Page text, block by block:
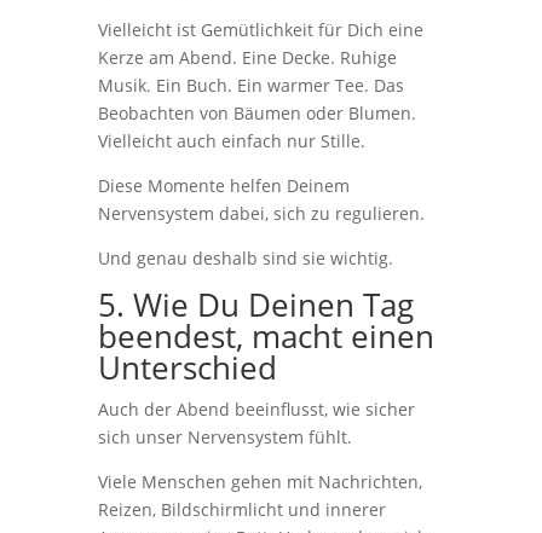
Vielleicht ist Gemütlichkeit für Dich eine
Kerze am Abend. Eine Decke. Ruhige
Musik. Ein Buch. Ein warmer Tee. Das
Beobachten von Bäumen oder Blumen.
Vielleicht auch einfach nur Stille.
Diese Momente helfen Deinem
Nervensystem dabei, sich zu regulieren.
Und genau deshalb sind sie wichtig.
5. Wie Du Deinen Tag
beendest, macht einen
Unterschied
Auch der Abend beeinflusst, wie sicher
sich unser Nervensystem fühlt.
Viele Menschen gehen mit Nachrichten,
Reizen, Bildschirmlicht und innerer